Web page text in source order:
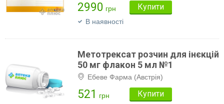
2990 грн Купити
В наявності
Метотрексат розчин для інєкцій
50 мг флакон 5 мл №1
Ебеве Фарма (Австрія)
521 грн Купити